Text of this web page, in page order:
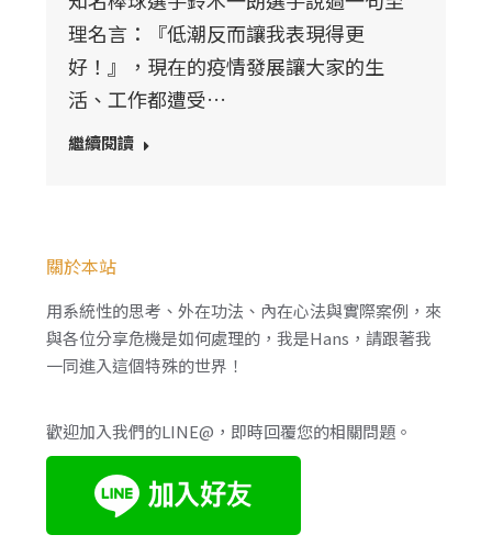
理名言：『低潮反而讓我表現得更
好！』，現在的疫情發展讓大家的生
活、工作都遭受…
繼續閱讀
關於本站
用系統性的思考、外在功法、內在心法與實際案例，來
與各位分享危機是如何處理的，我是Hans，請跟著我
一同進入這個特殊的世界！
歡迎加入我們的LINE@，即時回覆您的相關問題。